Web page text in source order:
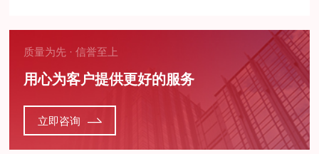
质量为先 · 信誉至上
用心为客户提供更好的服务
立即咨询